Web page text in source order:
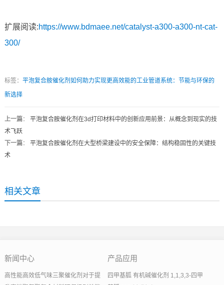
扩展阅读:https://www.bdmaee.net/catalyst-a300-a300-nt-cat-
300/
标签： 平泡复合胺催化剂如何助力实现更高效能的工业管道系统：节能与环保的
新选择
上一篇： 平泡复合胺催化剂在3d打印材料中的创新应用前景：从概念到现实的技
术飞跃
下一篇： 平泡复合胺催化剂在大型桥梁建设中的安全保障：结构稳固性的关键技
术
相关文章
新闻中心
高性能高效低气味三聚催化剂对于提
产品应用
四甲基胍 有机碱催化剂 1,1,3,3-四甲